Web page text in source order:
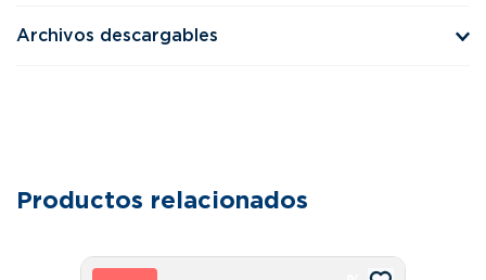
Archivos descargables
Productos relacionados